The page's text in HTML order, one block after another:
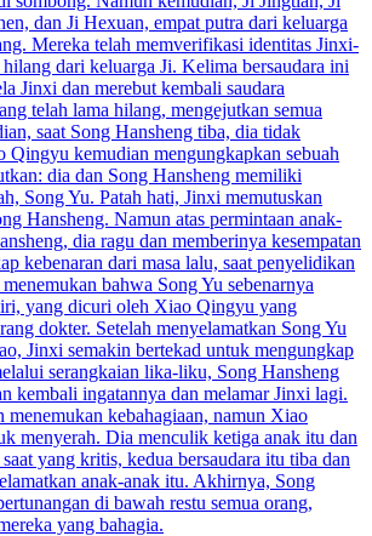
dan Ji Hexuan, empat putra dari keluarga
Mereka telah memverifikasi identitas Jinxi-
dari keluarga Ji. Kelima bersaudara ini
Jinxi dan merebut kembali saudara
telah lama hilang, mengejutkan semua
saat Song Hansheng tiba, dia tidak
Qingyu kemudian mengungkapkan sebuah
dia dan Song Hansheng memiliki
Song Yu. Patah hati, Jinxi memutuskan
Hansheng. Namun atas permintaan anak-
dia ragu dan memberinya kesempatan
kebenaran dari masa lalu, saat penyelidikan
bahwa Song Yu sebenarnya
yang dicuri oleh Xiao Qingyu yang
dokter. Setelah menyelamatkan Song Yu
Jinxi semakin bertekad untuk mengungkap
serangkaian lika-liku, Song Hansheng
kembali ingatannya dan melamar Jinxi lagi.
menemukan kebahagiaan, namun Xiao
menyerah. Dia menculik ketiga anak itu dan
yang kritis, kedua bersaudara itu tiba dan
anak-anak itu. Akhirnya, Song
di bawah restu semua orang,
yang bahagia.